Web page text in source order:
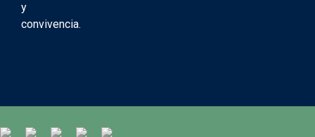
y
convivencia.